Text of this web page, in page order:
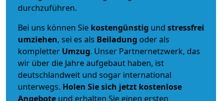
durchzuführen.
Bei uns können Sie kostengünstig und stressfrei
umziehen, sei es als Beiladung oder als
kompletter Umzug. Unser Partnernetzwerk, das
wir über die Jahre aufgebaut haben, ist
deutschlandweit und sogar international
unterwegs. Holen Sie sich jetzt kostenlose
Angebote und erhalten Sie einen ersten